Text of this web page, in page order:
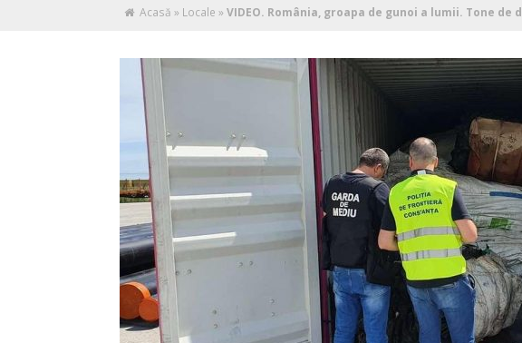
Acasă » Locale »VIDEO. România, groapa de gunoi a lumii. Tone